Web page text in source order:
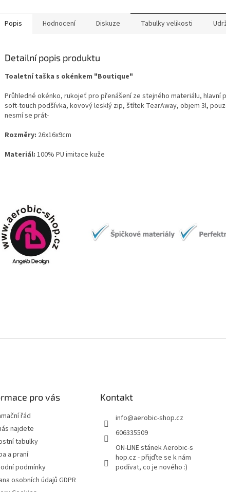
Popis Hodnocení Diskuze Tabulky velikosti
Detailní popis produktu
Toaletní taška s okénkem "Boutique"
Průhledné okénko, rukojeť pro přenášení ze stejného materiálu, hlavní
soft-touch podšívka, kovový lesklý zip, štítek TearAway, objem 3l,
nesmí se prát-
Rozměry: 26x16x9cm
Materiál: 100% PU imitace kuže
pro vás
řád
najdete
tabulky
a praní
podmínky
osobních údajů GDPR
Kontakt
info@aerobic-shop.cz
606335509
ON-LINE stánek Aerobic-s
hop.cz - přijďte se k nám
podívat, co je nového :)